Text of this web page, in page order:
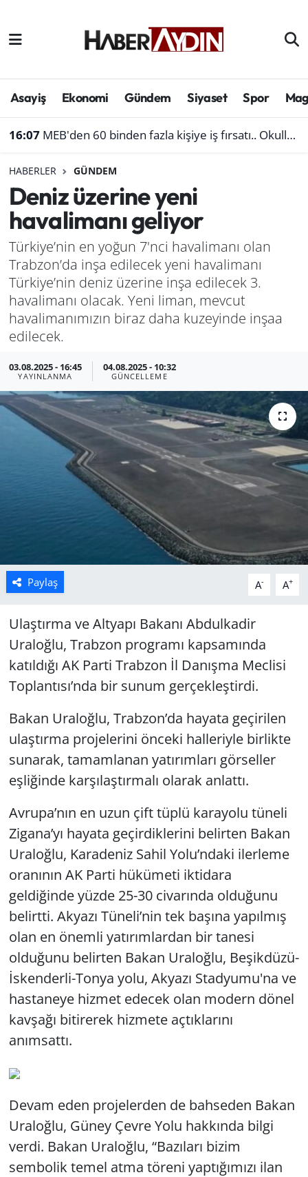
Asayiş Ekonomi Gündem Siyaset Spor
16:07 MEB'den 60 binden fazla kişiye iş fırsatı.. Okullara personel alınacak
HABERLER GÜNDEM
Deniz üzerine yeni
havalimanı geliyor
Türkiye’nin en yoğun 7'nci havalimanı olan
Trabzon’da inşa edilecek yeni havalimanı
Türkiye’nin deniz üzerine inşa edilecek 3.
havalimanı olacak. Yeni liman, mevcut
havalimanımızın biraz daha kuzeyinde inşaa
edilecek.
03.08.2025 - 16:45
YAYINLANMA
04.08.2025 - 10:32
GÜNCELLEME
Paylaş A- A+
Ulaştırma ve Altyapı Bakanı Abdulkadir
Uraloğlu, Trabzon programı kapsamında
katıldığı AK Parti Trabzon İl Danışma Meclisi
Toplantısı’nda bir sunum gerçekleştirdi.
Bakan Uraloğlu, Trabzon’da hayata geçirilen
ulaştırma projelerini önceki halleriyle birlikte
sunarak, tamamlanan yatırımları görseller
eşliğinde karşılaştırmalı olarak anlattı.
Avrupa’nın en uzun çift tüplü karayolu tüneli
Zigana’yı hayata geçirdiklerini belirten Bakan
Uraloğlu, Karadeniz Sahil Yolu’ndaki ilerleme
oranının AK Parti hükümeti iktidara
geldiğinde yüzde 25-30 civarında olduğunu
belirtti. Akyazı Tüneli’nin tek başına yapılmış
olan en önemli yatırımlardan bir tanesi
olduğunu belirten Bakan Uraloğlu, Beşikdüzü-
İskenderli-Tonya yolu, Akyazı Stadyumu'na ve
hastaneye hizmet edecek olan modern dönel
kavşağı bitirerek hizmete açtıklarını
anımsattı.
Devam eden projelerden de bahseden Bakan
Uraloğlu, Güney Çevre Yolu hakkında bilgi
verdi. Bakan Uraloğlu, “Bazıları bizim
sembolik temel atma töreni yaptığımızı ilan
Afyonkarahisar
Çevre
Genel
Haber
Izmir
Kütahya
Manisa
Muğla
Politika
Uşak
Aydın Hava Durumu
Süper Lig Puan Durumu ve Fikstür
Son Dakika Haberleri
Haber Arşivi